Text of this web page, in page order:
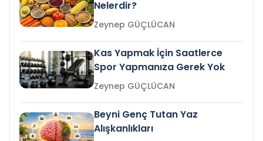
Nelerdir?
Zeynep GÜÇLÜCAN
Kas Yapmak İçin Saatlerce
Spor Yapmanıza Gerek Yok
Zeynep GÜÇLÜCAN
Beyni Genç Tutan Yaz
Alışkanlıkları